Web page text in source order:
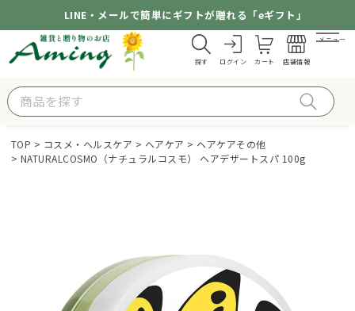
LINE・メールで簡単にギフトが贈れる「eギフト」
探す ログイン カート 店舗情報
メニュー
TOP コスメ・ヘルスケア ヘアケア
ヘアケアその他
NATURALCOSMO（ナチュラルコスモ） ヘアデザートスパ 100g